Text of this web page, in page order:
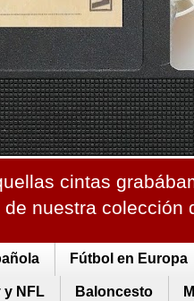
cintas
nuestra colección
Fútbol en Europa
y NFL Baloncesto